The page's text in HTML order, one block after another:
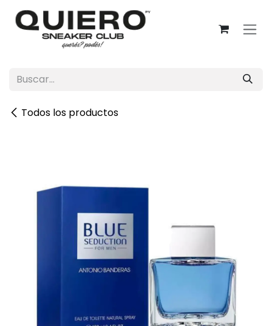
Ir al contenido
Todos los productos